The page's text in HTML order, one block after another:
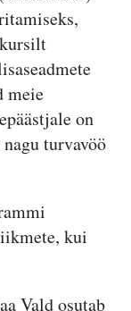
meie
on
turvavöö
kui
Vald osutab